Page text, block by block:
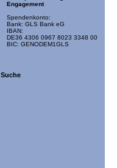
Engagement
Spendenkonto:
Bank: GLS Bank eG
IBAN:
DE36 4306 0967 8023 3348 00
BIC: GENODEM1GLS
Suche